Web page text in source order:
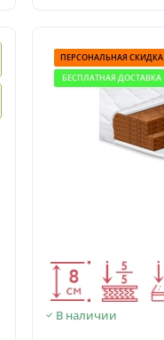
ПЕРСОНАЛЬНАЯ СКИДКА
БЕСПЛАТНАЯ ДОСТАВКА
В наличии